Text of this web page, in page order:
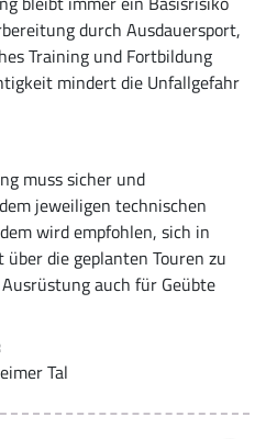
durch Ausdauersport,
Training und Fortbildung
mindert die Unfallgefahr
muss sicher und
jeweiligen technischen
wird empfohlen, sich in
die geplanten Touren zu
auch für Geübte
Tal